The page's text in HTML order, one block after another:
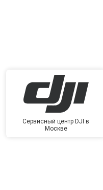
Сервисный центр DJI в
Москве